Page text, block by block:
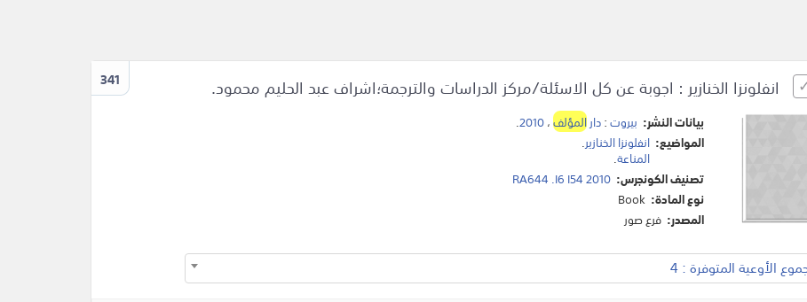
341 انفلونزا الخنازير : اجوبة عن كل الاسئلة/مركز الدراسات والترجمة؛اشراف عبد الحليم محمود.
بيانات النشر: بيروت:دارالمؤلف،2010
.
المواضيع: انفلونزا الخنازير.
المناعة.
تصنيف الكونجرس: RA644 .I6 I54 2010
نوع المادة: Book
المصدر: فرع صور
الأوعية المتوفرة : 4